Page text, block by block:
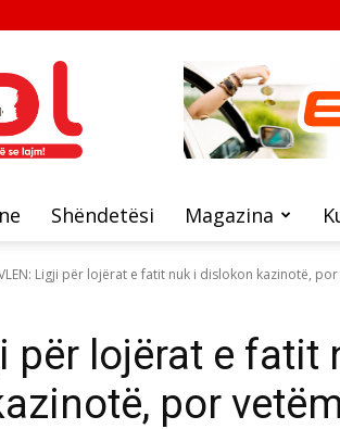
Shëndetësi Magazina
Ligji për lojërat e fatit nuk i dislokon kazinotë, por
për lojërat e fatit
por